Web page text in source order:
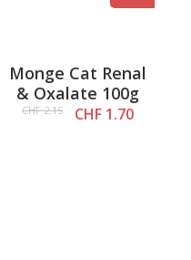
Monge Cat Renal
& Oxalate 100g
CHF 2.15 CHF 1.70